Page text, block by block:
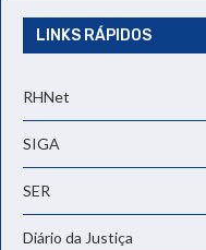
LINKS RÁPIDOS
RHNet
SIGA
SER
Diário da Justiça